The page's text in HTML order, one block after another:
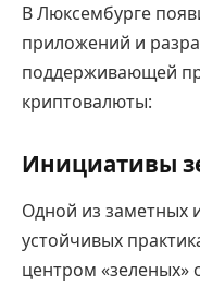
В Люксембурге
приложений и
поддерживающей
криптовалюты:
Инициативы
Одной из заметных
устойчивых
центром «зеленых»